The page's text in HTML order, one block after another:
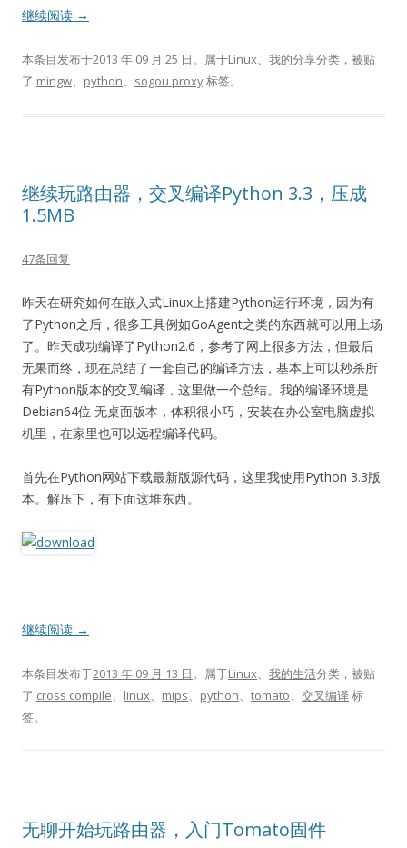
继续阅读 →
本条目发布于2013 年 09 月 25 日。属于Linux、 我的分享分类，被贴
了 mingw、 python、 sogou proxy标签。
继续玩路由器，交叉编译Python 3.3，压成
1.5MB
47条回复
昨天在研究如何在嵌入式Linux上搭建Python运行环境，因为有
了Python之后，很多工具例如GoAgent之类的东西就可以用上场
了。昨天成功编译了Python2.6，参考了网上很多方法，但最后
无果而终，现在总结了一套自己的编译方法，基本上可以秒杀所
有Python版本的交叉编译，这里做一个总结。我的编译环境是
Debian64位 无桌面版本，体积很小巧，安装在办公室电脑虚拟
机里，在家里也可以远程编译代码。
首先在Python网站下载最新版源代码，这里我使用Python 3.3版
本。解压下，有下面这堆东西。
继续阅读 →
本条目发布于2013 年 09 月 13 日。属于Linux、 我的生活分类，被贴
了 cross compile、 linux、 mips、 python、 tomato、 交叉编译 标
签。
无聊开始玩路由器，入门Tomato固件